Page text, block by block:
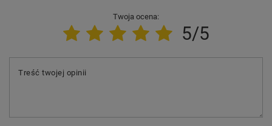
Twoja ocena:
5/5
Treść twojej opinii